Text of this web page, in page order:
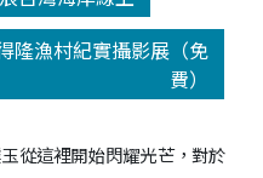
隆漁村紀實攝影展（免
費）
從這裡開始閃耀光芒，對於